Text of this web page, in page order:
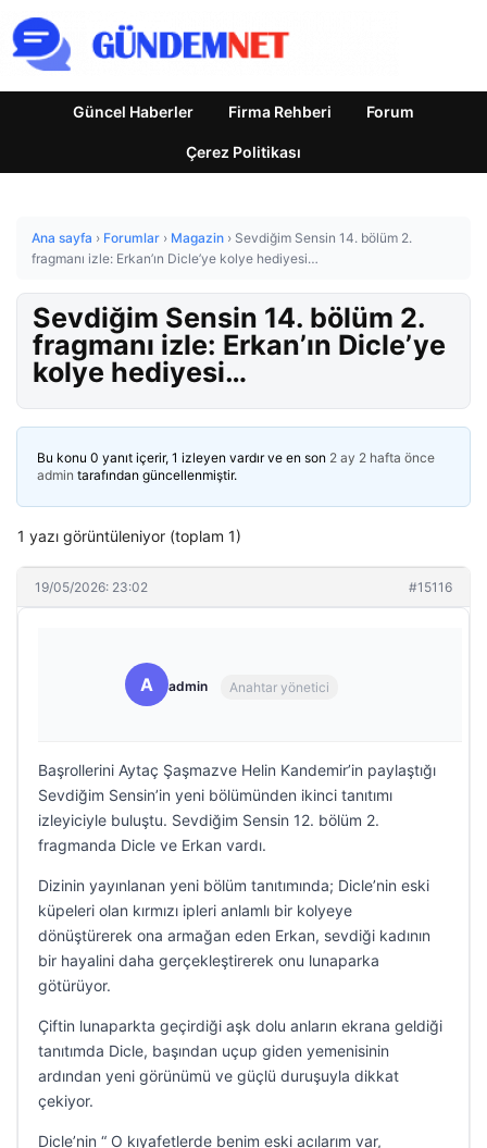
Güncel Haberler Firma Rehberi Forum
Çerez Politikası
Ana sayfa › Forumlar › Magazin › Sevdiğim Sensin 14. bölüm 2.
fragmanı izle: Erkan’ın Dicle’ye kolye hediyesi…
Sevdiğim Sensin 14. bölüm 2.
fragmanı izle: Erkan’ın Dicle’ye
kolye hediyesi…
Bu konu 0 yanıt içerir, 1 izleyen vardır ve en son 2 ay 2 hafta önce
admin tarafından güncellenmiştir.
1 yazı görüntüleniyor (toplam 1)
19/05/2026: 23:02 #15116
A admin Anahtar yönetici
Başrollerini Aytaç Şaşmazve Helin Kandemir’in paylaştığı
Sevdiğim Sensin’in yeni bölümünden ikinci tanıtımı
izleyiciyle buluştu. Sevdiğim Sensin 12. bölüm 2.
fragmanda Dicle ve Erkan vardı.
Dizinin yayınlanan yeni bölüm tanıtımında; Dicle’nin eski
küpeleri olan kırmızı ipleri anlamlı bir kolyeye
dönüştürerek ona armağan eden Erkan, sevdiği kadının
bir hayalini daha gerçekleştirerek onu lunaparka
götürüyor.
Çiftin lunaparkta geçirdiği aşk dolu anların ekrana geldiği
tanıtımda Dicle, başından uçup giden yemenisinin
ardından yeni görünümü ve güçlü duruşuyla dikkat
çekiyor.
Dicle’nin “ O kıyafetlerde benim eski acılarım var,